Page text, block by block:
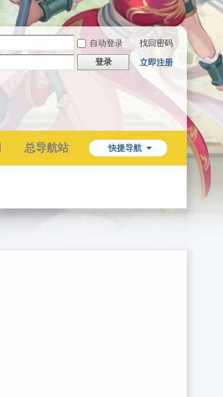
自动登录
找回密码
登录 立即注册
快捷导航
总导航站